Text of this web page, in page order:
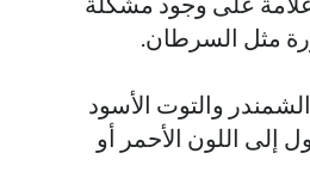
مثل السرطان.
والتوت الأسود
إلى اللون الأحمر أو